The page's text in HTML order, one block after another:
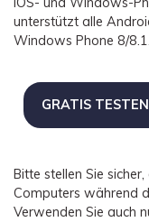
unterstützt alle
Windows Phone 8/8.1.
GRATIS TESTEN
Bitte stellen Sie
Computers während
Verwenden Sie auch